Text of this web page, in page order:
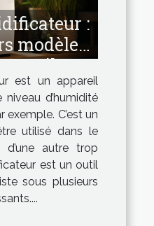
:
modèles
est un appareil
d’humidité
C’est un
utilisé dans le
autre trop
est un outil
sous plusieurs